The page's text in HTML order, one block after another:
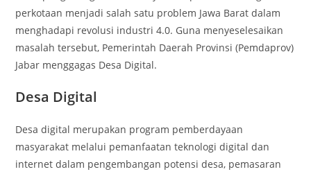
perkotaan menjadi salah satu problem Jawa Barat dalam
menghadapi revolusi industri 4.0. Guna menyeselesaikan
masalah tersebut, Pemerintah Daerah Provinsi (Pemdaprov)
Jabar menggagas Desa Digital.
Desa Digital
Desa digital merupakan program pemberdayaan
masyarakat melalui pemanfaatan teknologi digital dan
internet dalam pengembangan potensi desa, pemasaran